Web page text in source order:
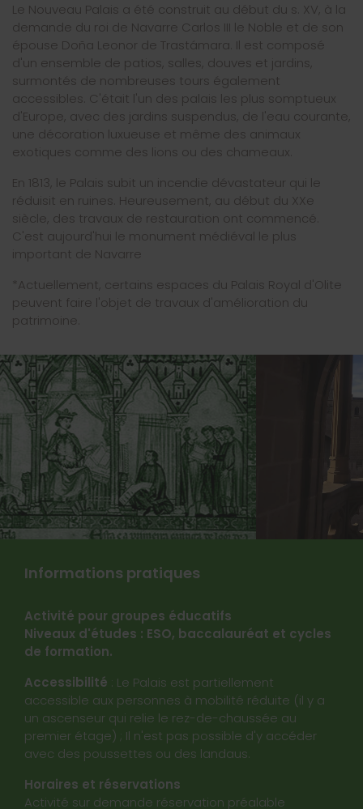
Le Nouveau Palais a été construit au début du s. XV, à la
demande du roi de Navarre Carlos III le Noble et de son
épouse Doña Leonor de Trastámara. Il est composé
d'un ensemble de patios, salles, douves et jardins,
surmontés de nombreuses tours également
accessibles. C'était l'un des palais les plus somptueux
d'Europe, avec des jardins suspendus, de l'eau courante,
une décoration luxueuse et même des animaux
exotiques comme des lions ou des chameaux.
En 1813, le Palais subit un incendie dévastateur qui le
réduisit en ruines. Heureusement, au début du XXe
siècle, des travaux de restauration ont commencé.
C'est aujourd'hui le monument médiéval le plus
important de Navarre
*Actuellement, certains espaces du Palais Royal d'Olite
peuvent faire l'objet de travaux d'amélioration du
patrimoine.
Informations pratiques
Activité pour groupes éducatifs
Niveaux d'études : ESO, baccalauréat et cycles
de formation.
Accessibilité : Le Palais est partiellement
accessible aux personnes à mobilité réduite (il y a
un ascenseur qui relie le rez-de-chaussée au
premier étage) ; Il n'est pas possible d'y accéder
avec des poussettes ou des landaus.
Horaires et réservations
Activité sur demande réservation préalable